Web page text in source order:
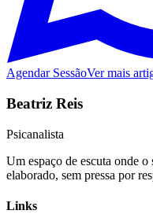
Agendar SessãoVer mais
Beatriz Reis
Psicanalista
Um espaço de escuta onde
elaborado, sem pressa por
Links